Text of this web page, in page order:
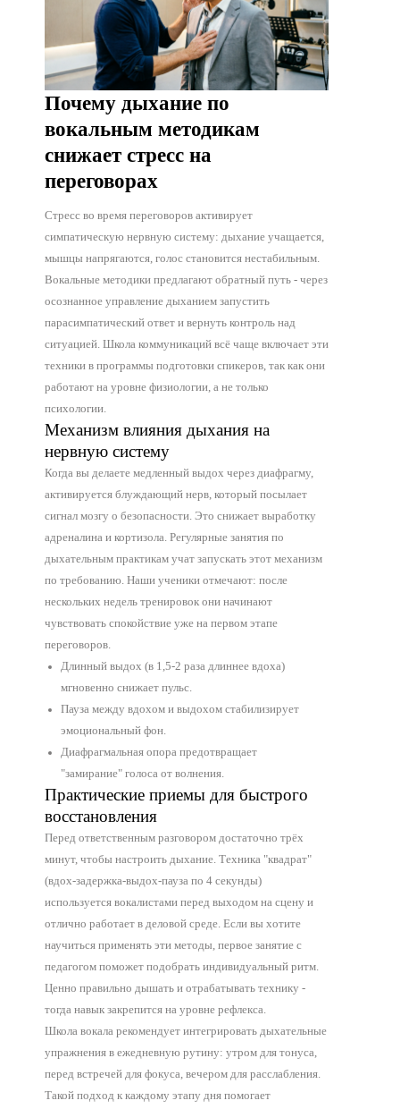
Почему дыхание по
вокальным методикам
снижает стресс на
переговорах
Стресс во время переговоров активирует
симпатическую нервную систему: дыхание учащается,
мышцы напрягаются, голос становится нестабильным.
Вокальные методики предлагают обратный путь - через
осознанное управление дыханием запустить
парасимпатический ответ и вернуть контроль над
ситуацией. Школа коммуникаций всё чаще включает эти
техники в программы подготовки спикеров, так как они
работают на уровне физиологии, а не только
психологии.
Механизм влияния дыхания на
нервную систему
Когда вы делаете медленный выдох через диафрагму,
активируется блуждающий нерв, который посылает
сигнал мозгу о безопасности. Это снижает выработку
адреналина и кортизола. Регулярные занятия по
дыхательным практикам учат запускать этот механизм
по требованию. Наши ученики отмечают: после
нескольких недель тренировок они начинают
чувствовать спокойствие уже на первом этапе
переговоров.
Длинный выдох (в 1,5-2 раза длиннее вдоха)
мгновенно снижает пульс.
Пауза между вдохом и выдохом стабилизирует
эмоциональный фон.
Диафрагмальная опора предотвращает
"замирание" голоса от волнения.
Практические приемы для быстрого
восстановления
Перед ответственным разговором достаточно трёх
минут, чтобы настроить дыхание. Техника "квадрат"
(вдох-задержка-выдох-пауза по 4 секунды)
используется вокалистами перед выходом на сцену и
отлично работает в деловой среде. Если вы хотите
научиться применять эти методы, первое занятие с
педагогом поможет подобрать индивидуальный ритм.
Ценно правильно дышать и отрабатывать технику -
тогда навык закрепится на уровне рефлекса.
Школа вокала рекомендует интегрировать дыхательные
упражнения в ежедневную рутину: утром для тонуса,
перед встречей для фокуса, вечером для расслабления.
Такой подход к каждому этапу дня помогает